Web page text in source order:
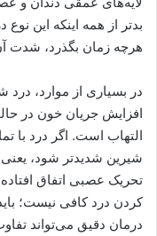
بدتر از همه اینکه این
هرچه زمان بگذرد، شدت
در بسیاری از موارد،
افزایش جریان خون در
التهاب است. اگر درد با
شیرین شدیدتر شود،
تحریک عصبی اتفاق
کردن درد کافی نیست؛
درمان دقیق می‌تواند